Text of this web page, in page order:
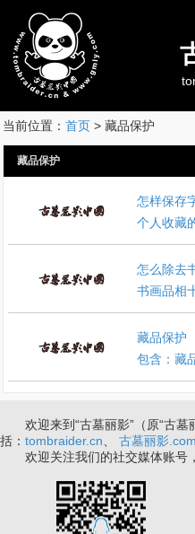
当前位置： 首页> 藏品保护
藏品保护
怎样保存
个人收藏
怎么除去
书画品相
藏品保护
包含：藏
欢迎来到“古墓丽影”（原“古墓
括： tombraider.cn 古墓丽影.com
欢迎关注我们的社交媒体账号，